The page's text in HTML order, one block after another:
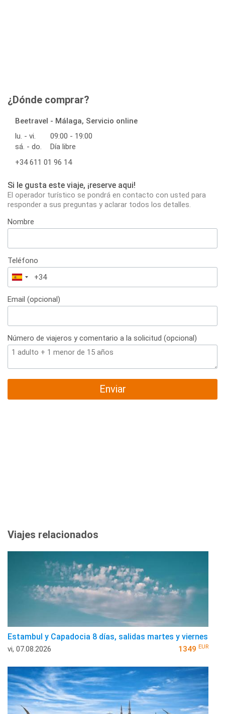
¿Dónde comprar?
Beetravel - Málaga, Servicio online
lu. - vi.
09:00 - 19:00
sá. - do.
Día libre
+34 611 01 96 14
Si le gusta este viaje, ¡reserve aqui!
El operador turístico se pondrá en contacto con usted para
responder a sus preguntas y aclarar todos los detalles.
Nombre
Teléfono
España
+34
Email (opcional)
Número de viajeros y comentario a la solicitud (opcional)
Enviar
Viajes relacionados
Estambul y Capadocia 8 días, salidas martes y viernes
vi, 07.08.2026 1349 EUR